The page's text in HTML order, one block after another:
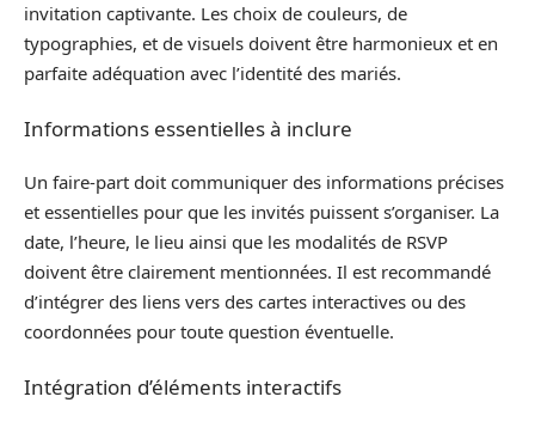
invitation captivante. Les choix de couleurs, de
typographies, et de visuels doivent être harmonieux et en
parfaite adéquation avec l’identité des mariés.
Informations essentielles à inclure
Un faire-part doit communiquer des informations précises
et essentielles pour que les invités puissent s’organiser. La
date, l’heure, le lieu ainsi que les modalités de RSVP
doivent être clairement mentionnées. Il est recommandé
d’intégrer des liens vers des cartes interactives ou des
coordonnées pour toute question éventuelle.
Intégration d’éléments interactifs